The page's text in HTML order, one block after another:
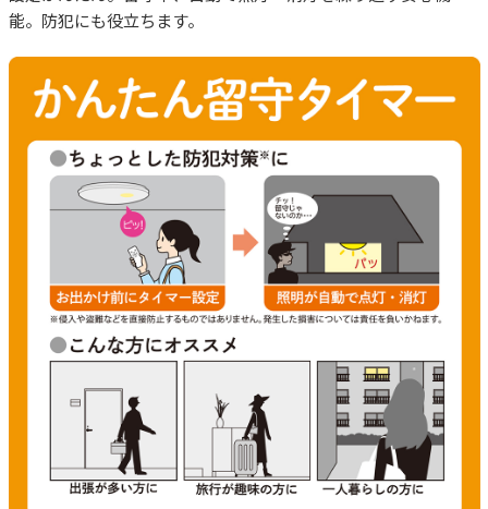
能。防犯にも役立ちます。